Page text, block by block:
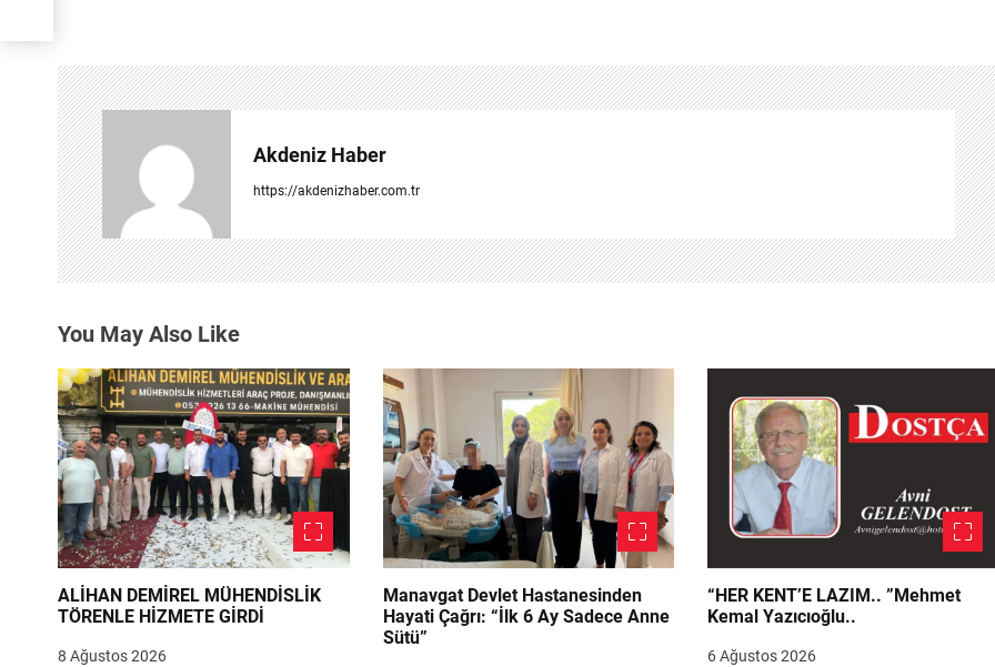
g
e
z
i
n
m
e
s
i
Akdeniz Haber
https://akdenizhaber.com.tr
You May Also Like
ALİHAN DEMİREL MÜHENDİSLİK
TÖRENLE HİZMETE GİRDİ
8 Ağustos 2026
Manavgat Devlet Hastanesinden
Hayati Çağrı: “İlk 6 Ay Sadece Anne
Sütü”
“HER KENT’E LAZIM.. ”Mehmet
Kemal Yazıcıoğlu..
6 Ağustos 2026